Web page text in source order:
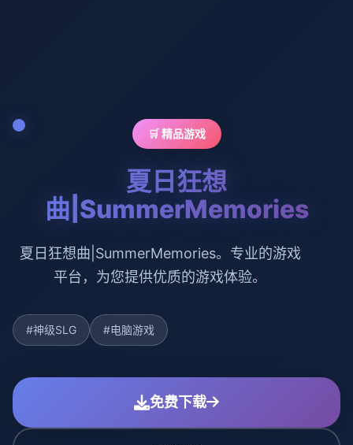
🛒 精品游戏
夏日狂想
曲|SummerMemories
夏日狂想曲|SummerMemories。专业的游戏
平台，为您提供优质的游戏体验。
#神级SLG #电脑游戏
免费下载